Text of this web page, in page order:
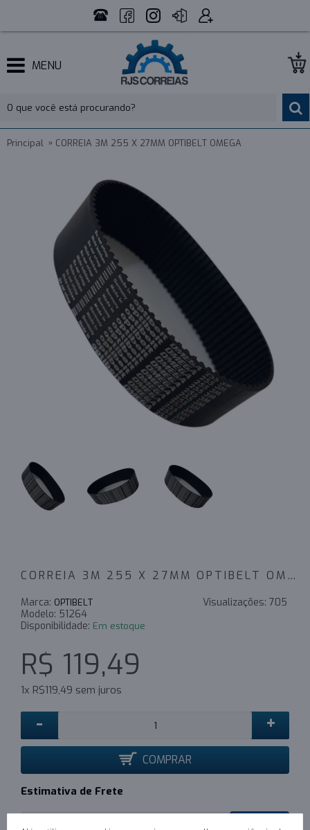
MENU
Principal CORREIA 3M 255 X 27MM OPTIBELT OMEGA
CORREIA 3M 255 X 27MM OPTIBELT OMEGA
Visualizações: 705
Marca: OPTIBELT
Modelo: 51264
Disponibilidade: Em estoque
R$ 119,49
1x R$119,49 sem juros
- +
COMPRAR
Estimativa de Frete